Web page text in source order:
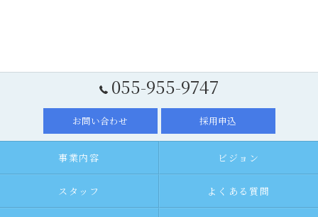
055-955-9747
お問い合わせ 採用申込
事業内容 ビジョン
スタッフ よくある質問